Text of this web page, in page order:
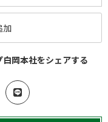
加
岡本社をシェアする